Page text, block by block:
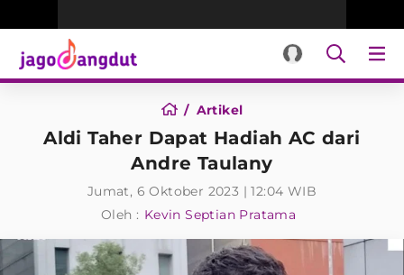
Artikel
Aldi Taher Dapat Hadiah AC dari
Andre Taulany
Jumat, 6 Oktober 2023 | 12:04 WIB
Oleh : Kevin Septian Pratama